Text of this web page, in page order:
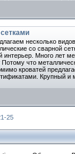
несколько
со сварной
Много лет
что
кроватей
Крупный и
25